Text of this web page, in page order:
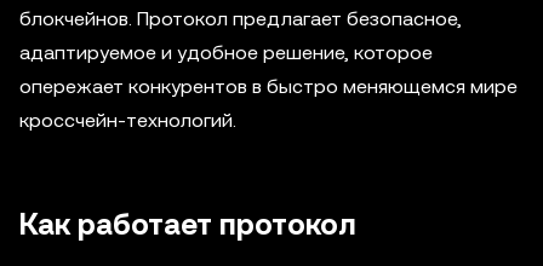
блокчейнов. Протокол предлагает безопасное,
адаптируемое и удобное решение, которое
опережает конкурентов в быстро меняющемся мире
кроссчейн-технологий.
Как работает протокол